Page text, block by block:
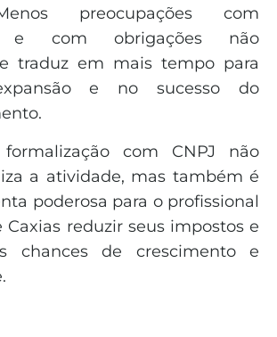
preocupações com
e com obrigações não
traduz em mais tempo para
e no sucesso do
com CNPJ não
a atividade, mas também é
poderosa para o profissional
reduzir seus impostos e
chances de crescimento e